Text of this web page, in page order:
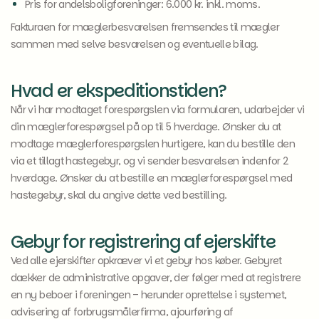
Pris for andelsboligforeninger: 6.000 kr. inkl. moms.
Fakturaen for mæglerbesvarelsen fremsendes til mægler
sammen med selve besvarelsen og eventuelle bilag.
Hvad er ekspeditionstiden?
Når vi har modtaget forespørgslen via formularen, udarbejder vi
din mæglerforespørgsel på op til 5 hverdage. Ønsker du at
modtage mæglerforespørgslen hurtigere, kan du bestille den
via et tillagt hastegebyr, og vi sender besvarelsen indenfor 2
hverdage. Ønsker du at bestille en mæglerforespørgsel med
hastegebyr, skal du angive dette ved bestilling.
Gebyr for registrering af ejerskifte
Ved alle ejerskifter opkræver vi et gebyr hos køber. Gebyret
dækker de administrative opgaver, der følger med at registrere
en ny beboer i foreningen – herunder oprettelse i systemet,
advisering af forbrugsmålerfirma, ajourføring af